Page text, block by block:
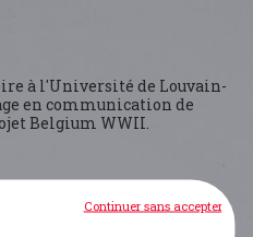
à l'Université de Louvain-
en communication de
Belgium WWII.
Continuer sans accepter